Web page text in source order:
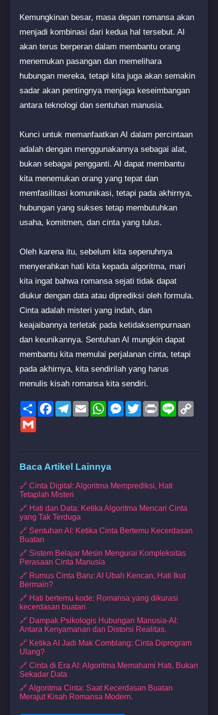
Kemungkinan besar, masa depan romansa akan
menjadi kombinasi dari kedua hal tersebut. AI
akan terus berperan dalam membantu orang
menemukan pasangan dan memelihara
hubungan mereka, tetapi kita juga akan semakin
sadar akan pentingnya menjaga keseimbangan
antara teknologi dan sentuhan manusia.
Kunci untuk memanfaatkan AI dalam percintaan
adalah dengan menggunakannya sebagai alat,
bukan sebagai pengganti. AI dapat membantu
kita menemukan orang yang tepat dan
memfasilitasi komunikasi, tetapi pada akhirnya,
hubungan yang sukses tetap membutuhkan
usaha, komitmen, dan cinta yang tulus.
Oleh karena itu, sebelum kita sepenuhnya
menyerahkan hati kita kepada algoritma, mari
kita ingat bahwa romansa sejati tidak dapat
diukur dengan data atau diprediksi oleh formula.
Cinta adalah misteri yang indah, dan
keajaibannya terletak pada ketidaksempurnaan
dan keunikannya. Sentuhan AI mungkin dapat
membantu kita memulai perjalanan cinta, tetapi
pada akhirnya, kita sendirilah yang harus
menulis kisah romansa kita sendiri.
ShareFacebookTelegram
EmailWhatsAppMessenger
TwitterPrint Line
Baca Artikel Lainnya
🔗 Cinta Digital: Algoritma Memprediksi, Hati
Tetaplah Misteri
🔗 Hati dan Data: Ketika Algoritma Mencari Cinta
yang Tak Terduga
🔗 Sentuhan AI: Ketika Cinta Bertemu Kecerdasan
Buatan
🔗 Sistem Belajar Mesin Mengurai Kompleksitas
Perasaan Cinta Manusia
🔗 Rumus Cinta Baru: AI Ubah Kencan, Hati Ikut
Bermain?
🔗 Hati bertemu kode: Romansa yang dikurasi
kecerdasan buatan
🔗 Dampak Psikologis Hubungan Manusia-AI:
Antara Kenyamanan dan Distorsi Realitas.
🔗 Ketika AI Jadi Mak Comblang: Cinta Diprogram
Ulang?
🔗 Cinta di Era AI: Algoritma Memahami Hati, Bukan
Sekadar Data
🔗 Algoritma Cinta: Saat Kecerdasan Buatan
Merajut Kisah Romansa Modern.